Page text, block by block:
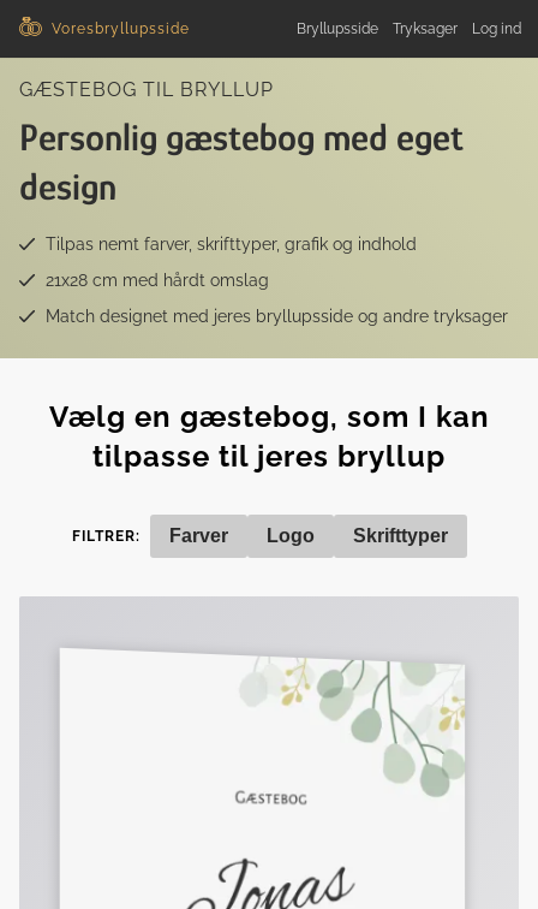
Voresbryllupsside Bryllupsside Tryksager Log ind
GÆSTEBOG TIL BRYLLUP
Personlig gæstebog med eget
design
Tilpas nemt farver, skrifttyper, grafik og indhold
21x28 cm med hårdt omslag
Match designet med jeres bryllupsside og andre tryksager
Vælg en gæstebog, som I kan
tilpasse til jeres bryllup
FILTRER: Farver Logo Skrifttyper